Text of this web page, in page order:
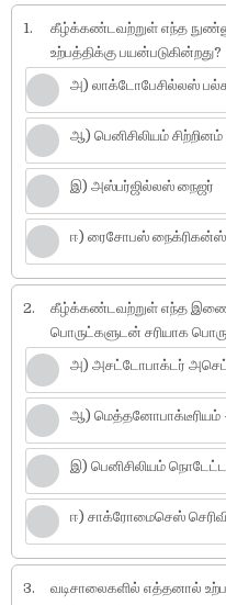
1.
கீழ்க்கண்டவற்றுள் எந்த
உற்பத்திக்கு பயன்படுகின்றது?
அ) லாக்டோபேசில்லஸ்
ஆ) பெனிசிலியம் சிற்றினம்
இ) அஸ்பர்ஜில்லஸ் நைஜர்
ஈ) ரைசோபஸ் நைக்ரிகன்ஸ்
2.
கீழ்க்கண்டவற்றுள் எந்த இணை
பொருட்களுடன் சரியாக
அ) அசட்டோபாக்டர்
ஆ) மெத்தனோபாக்டீரியம் -
இ) பெனிசிலியம்
ஈ) சாக்ரோமைசெஸ்
3.
வடிசாலைகளில் எத்தனால்